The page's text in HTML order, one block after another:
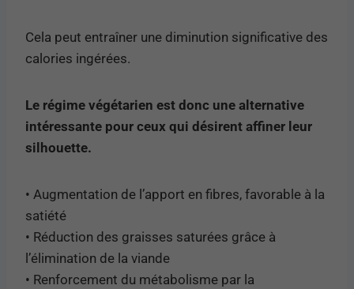
Cela peut entraîner une diminution significative des
calories ingérées.
Le régime végétarien est donc une alternative
intéressante pour ceux qui désirent affiner leur
silhouette.
• Augmentation de l’apport en fibres, favorable à la
satiété
• Réduction des graisses saturées grâce à
l’élimination de la viande
• Renforcement du métabolisme par la